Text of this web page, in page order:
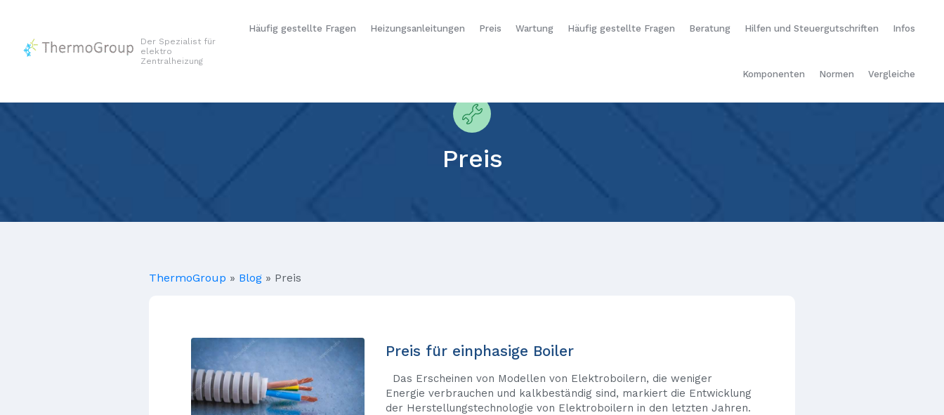
Der Spezialist für
elektro
Zentralheizung
Häufig gestellte Fragen Heizungsanleitungen Preis Wartung Häufig gestellte Fragen Beratung Hilfen und Steuergutschriften Infos
Komponenten Normen Vergleiche
Preis
ThermoGroup » Blog » Preis
Preis für einphasige Boiler
Das Erscheinen von Modellen von Elektroboilern, die weniger
Energie verbrauchen und kalkbeständig sind, markiert die Entwicklung
der Herstellungstechnologie von Elektroboilern in den letzten Jahren.